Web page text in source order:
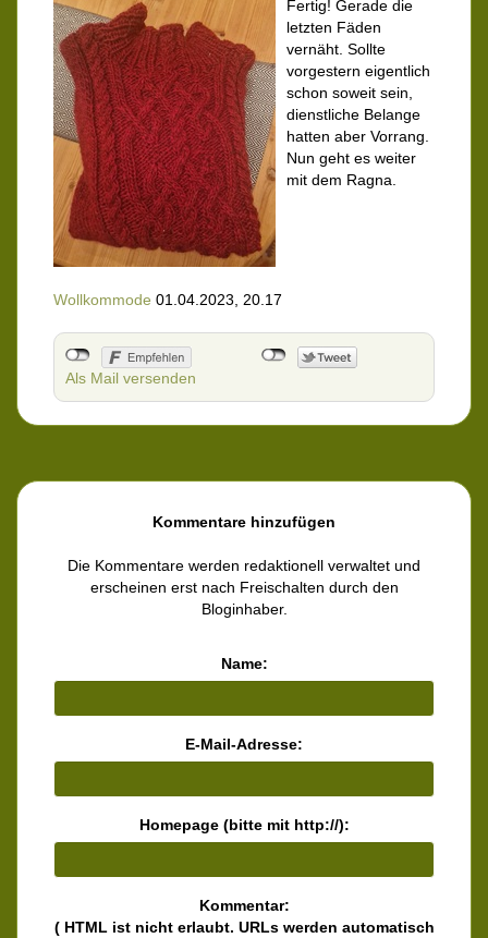
Fertig! Gerade die
letzten Fäden
vernäht. Sollte
vorgestern eigentlich
schon soweit sein,
dienstliche Belange
hatten aber Vorrang.
Nun geht es weiter
mit dem Ragna.
Wollkommode 01.04.2023, 20.17
Als Mail versenden
Kommentare hinzufügen
Die Kommentare werden redaktionell verwaltet und
erscheinen erst nach Freischalten durch den
Bloginhaber.
Name:
E-Mail-Adresse:
Homepage (bitte mit http://):
Kommentar:
( HTML ist nichterlaubt. URLs werden automatisch